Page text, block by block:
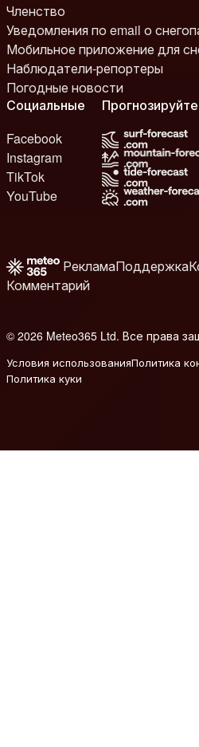
Членство
Уведомления по email о
Мобильное приложение для
Наблюдатели-репортеры
Погодные новости
Социальные
Facebook
Instagram
TikTok
YouTube
РекламаПоддержка
Комментарий
© 2026 Meteo365 Ltd. Все права
Условия использованияПолитика
Политика куки